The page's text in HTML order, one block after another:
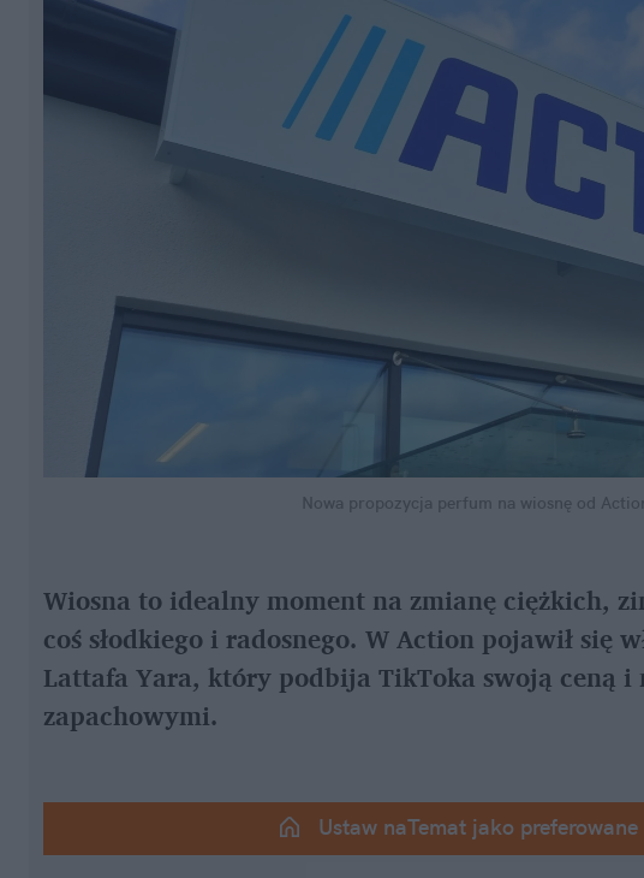
Nowa propozycja perfum na wiosnę od
Wiosna to idealny moment na zmianę ciężkich,
coś słodkiego i radosnego. W Action pojawił się
Lattafa Yara, który podbija TikToka swoją ceną
zapachowymi.
Ustaw naTemat jako